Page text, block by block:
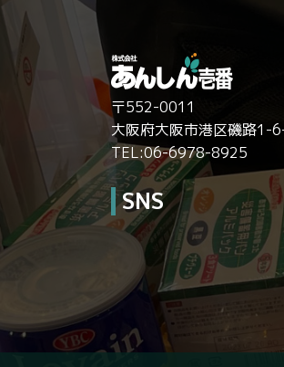
〒552-0011
大阪府大阪市港区磯路1-
TEL:06-6978-8925
SNS